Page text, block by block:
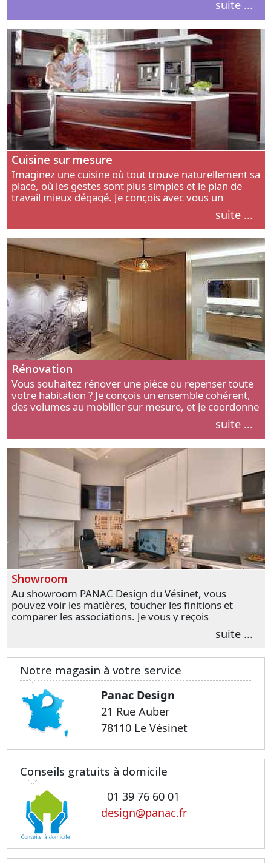
suite ...
Cuisine sur mesure
Imaginez une cuisine où tout trouve naturellement sa
place, où les gestes sont plus simples et le plan de
travail mieux dégagé. Je conçois avec vous un
aménagement adapté à votre manière de cuisiner, de
suite ...
Rénovation
Vous souhaitez rénover une pièce ou repenser toute
votre habitation ? Je conçois un ensemble cohérent,
des volumes au mobilier sur mesure, et je coordonne
suite ...
Showroom
Au showroom PANAC Design du Vésinet, vous
pouvez voir les matières, toucher les finitions et
comparer les associations. Je vous y reçois
personnellement pour parler de votre projet et
transformer vos premières idées en choix plussuite ...
Notre magasin à votre service
Panac Design
21 Rue Auber
78110 Le Vésinet
Conseils gratuits à domicile
01 39 76 60 01
design@panac.fr